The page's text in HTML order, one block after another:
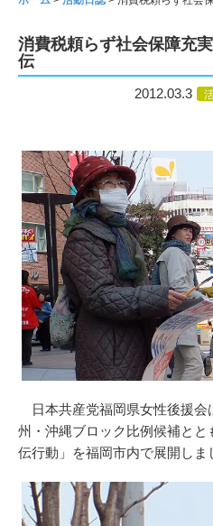
消費税頼らず社会保障充
伝
2012.03.3
日本共産党福岡県女性後援会
州・沖縄ブロック比例候補と
伝行動」を福岡市内で展開しま